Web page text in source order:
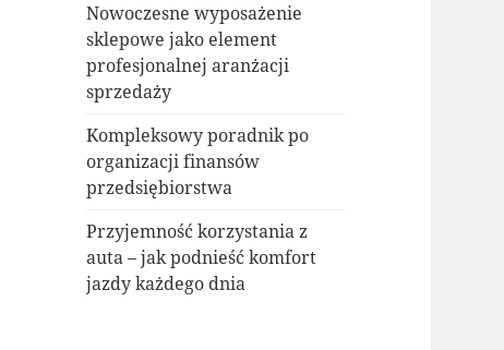
Nowoczesne wyposażenie
sklepowe jako element
profesjonalnej aranżacji
sprzedaży
Kompleksowy poradnik po
organizacji finansów
przedsiębiorstwa
Przyjemność korzystania z
auta – jak podnieść komfort
jazdy każdego dnia